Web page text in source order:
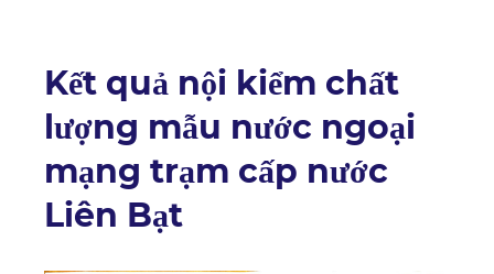
Kết quả nội kiểm chất
lượng mẫu nước ngoại
mạng trạm cấp nước
Liên Bạt